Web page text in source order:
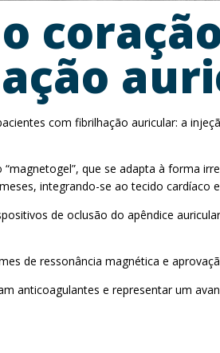
com fibrilhação auricular: a
que se adapta à forma
integrando-se ao tecido cardíaco
de oclusão do apêndice
de ressonância magnética e
e representar um